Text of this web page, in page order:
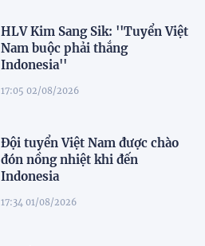
HLV Kim Sang Sik: ''Tuyển Việt
Nam buộc phải thắng
Indonesia''
17:05 02/08/2026
Đội tuyển Việt Nam được chào
đón nồng nhiệt khi đến
Indonesia
17:34 01/08/2026